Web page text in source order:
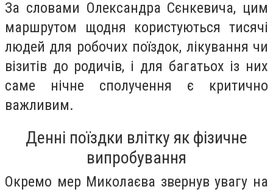
За словами Олександра Сєнкевича, цим
маршрутом щодня користуються тисячі
людей для робочих поїздок, лікування чи
візитів до родичів, і для багатьох із них
саме нічне сполучення є критично
важливим.
Денні поїздки влітку як фізичне
випробування
Окремо мер Миколаєва звернув увагу на